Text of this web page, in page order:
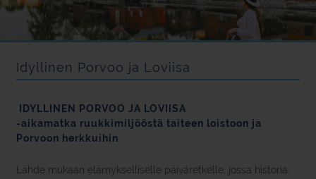
Idyllinen Porvoo ja Loviisa
IDYLLINEN PORVOO JA LOVIISA
-aikamatka ruukkimiljööstä taiteen loistoon ja
Porvoon herkkuihin
Lähde mukaan elämykselliselle päiväretkelle, jossa historia,